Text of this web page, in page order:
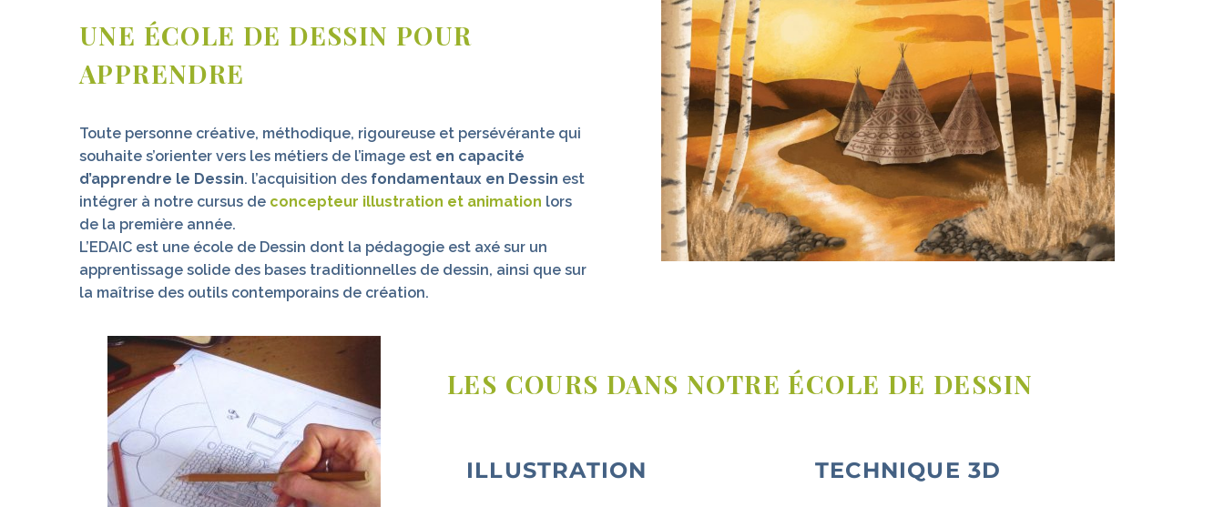
UNE ÉCOLE DE DESSIN POUR
APPRENDRE
Toute personne créative, méthodique, rigoureuse et persévérante qui
souhaite s’orienter vers les métiers de l’image est en capacité
d’apprendre le Dessin. l’acquisition des fondamentaux en Dessin est
intégrer à notre cursus de concepteur illustration et animation lors
de la première année.
L’EDAIC est une école de Dessin dont la pédagogie est axé sur un
apprentissage solide des bases traditionnelles de dessin, ainsi que sur
la maîtrise des outils contemporains de création.
LES COURS DANS NOTRE ÉCOLE DE DESSIN
ILLUSTRATION TECHNIQUE 3D